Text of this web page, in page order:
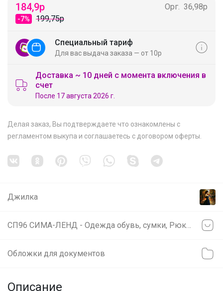
184,9р
-7% 199,75р
Орг. 36,98р
Специальный тариф
Для вас выдача заказа — от 10р
Доставка ~ 10 дней с момента включения в
счет
После 17 августа 2026 г.
Делая заказ, Вы подтверждаете что ознакомлены с
регламентом выкупа и соглашаетесь с договором оферты
Джилка
Обложки для документов
Описание